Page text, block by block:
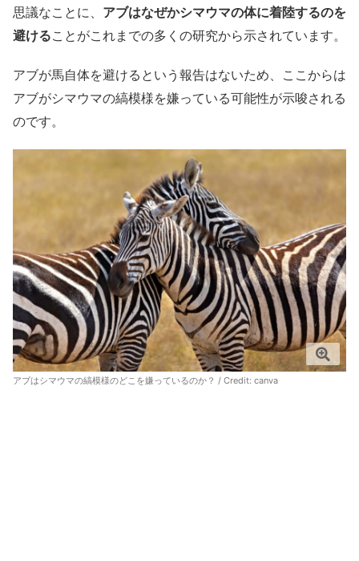
思議なことに、 アブはなぜかシマウマの体に着陸するのを
避けることがこれまでの多くの研究から示されています。
アブが馬自体を避けるという報告はないため、ここからは
アブがシマウマの縞模様を嫌っている可能性が示唆される
のです。
アブはシマウマの縞模様のどこを嫌っているのか？ / Credit: canva